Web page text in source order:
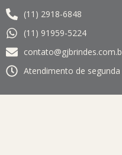
(11) 2918-6848
(11) 91959-5224
Atendimento de